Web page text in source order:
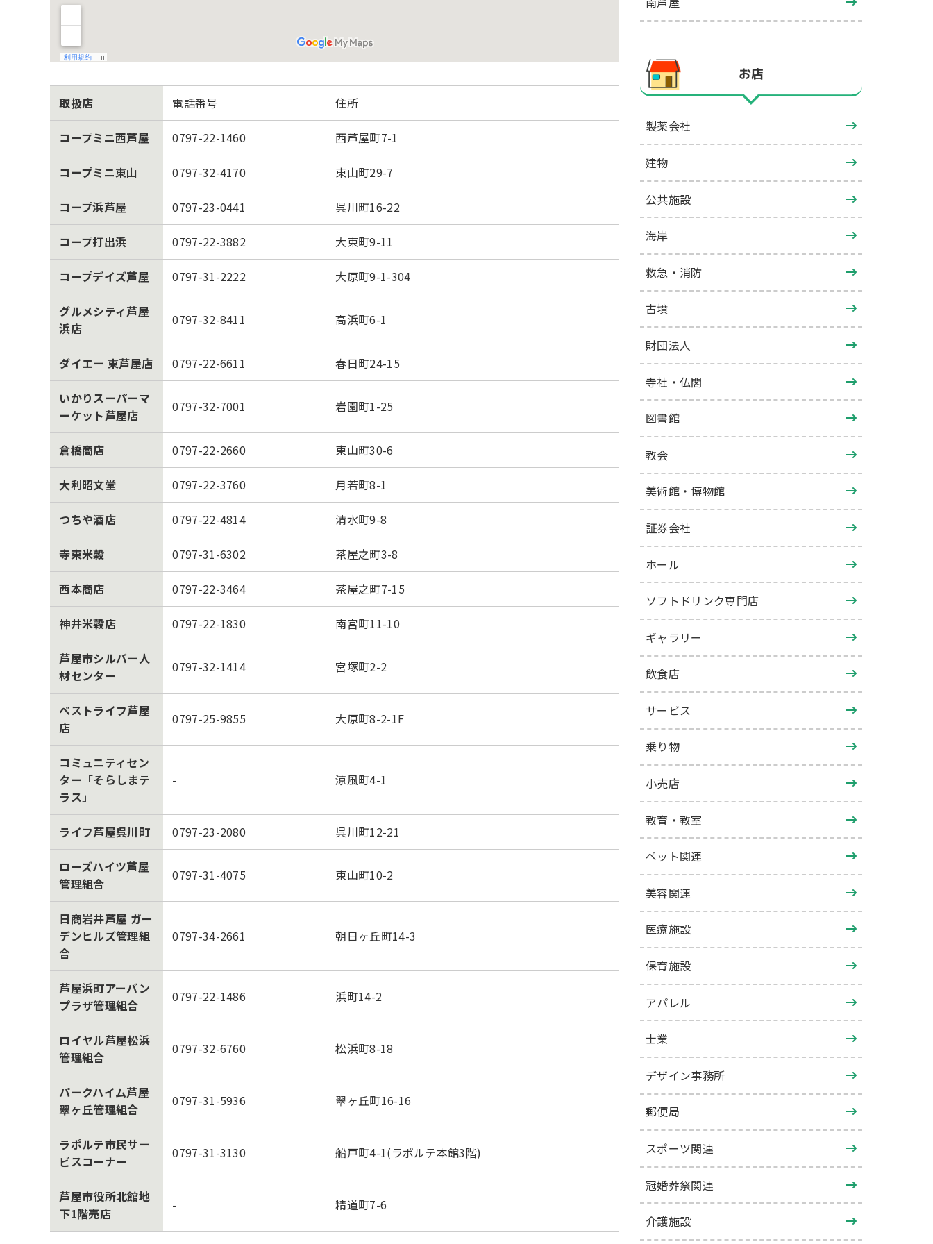
取扱店 電話番号 住所
コープミニ西芦屋 0797-22-1460 西芦屋町7-1
コープミニ東山 0797-32-4170 東山町29-7
コープ浜芦屋 0797-23-0441 呉川町16-22
コープ打出浜 0797-22-3882 大東町9-11
コープデイズ芦屋 0797-31-2222 大原町9-1-304
グルメシティ芦屋
浜店
0797-32-8411 高浜町6-1
ダイエー 東芦屋店 0797-22-6611 春日町24-15
いかりスーパーマ
ーケット芦屋店
0797-32-7001 岩園町1-25
倉橋商店 0797-22-2660 東山町30-6
大利昭文堂 0797-22-3760 月若町8-1
つちや酒店 0797-22-4814 清水町9-8
寺東米穀 0797-31-6302 茶屋之町3-8
西本商店 0797-22-3464 茶屋之町7-15
神井米穀店 0797-22-1830 南宮町11-10
芦屋市シルバー人
材センター
0797-32-1414 宮塚町2-2
ベストライフ芦屋
店
0797-25-9855 大原町8-2-1F
コミュニティセン
ター「そらしまテ
ラス」
- 涼風町4-1
ライフ芦屋呉川町 0797-23-2080 呉川町12-21
ローズハイツ芦屋
管理組合
0797-31-4075 東山町10-2
日商岩井芦屋 ガー
デンヒルズ管理組
合
0797-34-2661 朝日ヶ丘町14-3
芦屋浜町アーバン
プラザ管理組合
0797-22-1486 浜町14-2
ロイヤル芦屋松浜
管理組合
0797-32-6760 松浜町8-18
パークハイム芦屋
翠ヶ丘管理組合
0797-31-5936 翠ヶ丘町16-16
ラポルテ市民サー
ビスコーナー
0797-31-3130 船戸町4-1(ラポルテ本館3階)
芦屋市役所北館地
下1階売店
- 精道町7-6
お店
製薬会社
建物
公共施設
海岸
救急・消防
古墳
財団法人
寺社・仏閣
図書館
教会
美術館・博物館
証券会社
ホール
ソフトドリンク専門店
ギャラリー
飲食店
サービス
乗り物
小売店
教育・教室
ペット関連
美容関連
医療施設
保育施設
アパレル
士業
デザイン事務所
郵便局
スポーツ関連
冠婚葬祭関連
介護施設